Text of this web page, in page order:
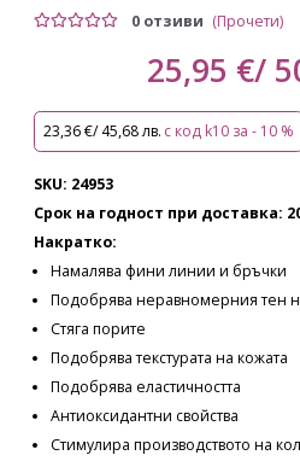
0 отзиви (Прочети)
25,95 €/
23,36 €/ 45,68 лв. с код k10 за - 10 %
SKU: 24953
Срок на годност при доставка:
Накратко:
Намалява фини линии и бръчки
Подобрява неравномерния тен
Стяга порите
Подобрява текстурата на кожата
Подобрява еластичността
Антиоксидантни свойства
Стимулира производството на